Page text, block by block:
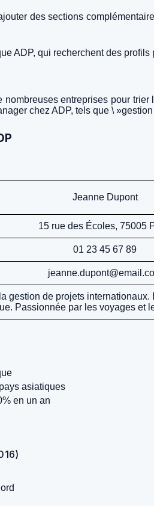
des sections
ADP, qui recherchent des profils
entreprises pour
chez ADP, tels que \
Jeanne Dupont
15 rue des Écoles, 75005
01 23 45 67 89
gestion de projets
Passionnée par les voyages et
asiatiques
en un an